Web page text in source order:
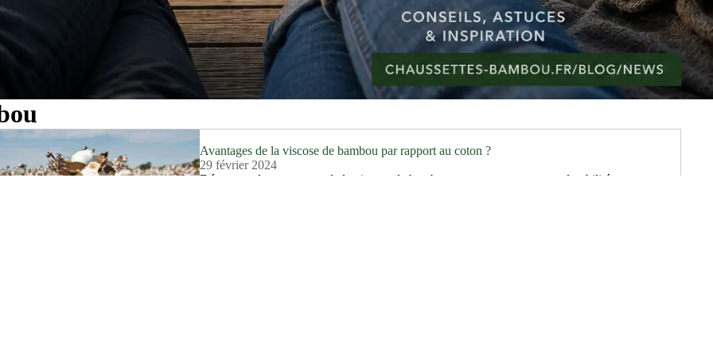
Avantages de la viscose de bambou par rapport au coton ?
29 février 2024
Découvrez les avantages de la viscose de bambou par rapport au coton : durabilité